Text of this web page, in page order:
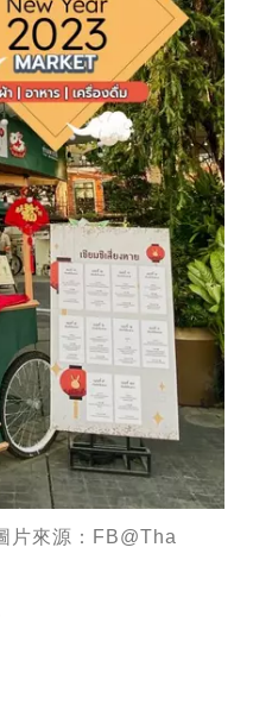
片來源：FB@Tha